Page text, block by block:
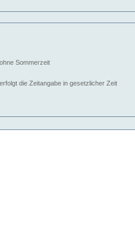
Sommerzeit
die Zeitangabe in gesetzlicher Zeit